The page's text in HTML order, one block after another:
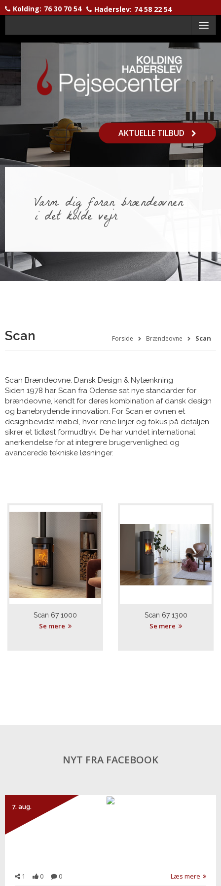
Kolding: 76 30 70 54 Haderslev: 74 58 22 54
Menu
AKTUELLE TILBUD
Varm dig foran brændeovnen
i det kolde vejr
Forside Brændeovne Scan
Scan
Scan Brændeovne: Dansk Design & Nytænkning
Siden 1978 har Scan fra Odense sat nye standarder for
brændeovne, kendt for deres kombination af dansk design
og banebrydende innovation. For Scan er ovnen et
designbevidst møbel, hvor rene linjer og fokus på detaljen
sikrer et tidløst formudtryk. De har vundet international
anerkendelse for at integrere brugervenlighed og
avancerede tekniske løsninger.
Scan 67 1000
Se mere
Scan 67 1300
Se mere
NYT FRA FACEBOOK
7. aug.
1 0 0 Læs mere